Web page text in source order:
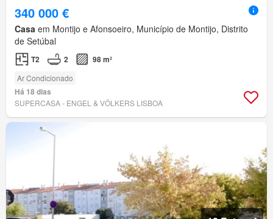
340 000 €
Casa em Montijo e Afonsoeiro, Município de Montijo, Distrito
de Setúbal
T2 2 98 m²
Ar Condicionado
Há 18 dias
SUPERCASA - ENGEL & VÖLKERS LISBOA